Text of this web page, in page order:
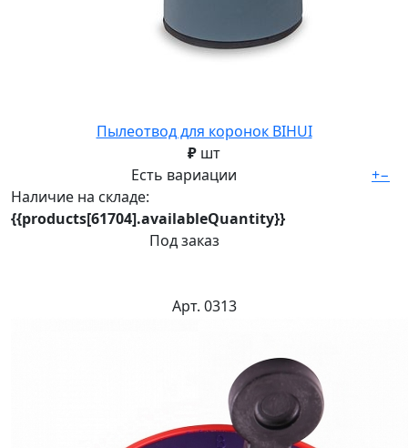
Пылеотвод для коронок BIHUI
₽ шт
Есть вариации
Наличие на складе:
{{products[61704].availableQuantity}}
Под заказ
+−
Арт. 0313